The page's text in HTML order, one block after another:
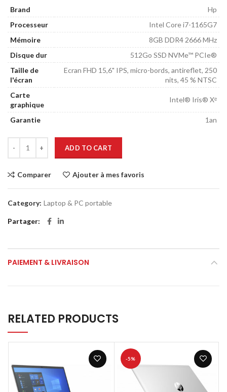
Brand
Hp
Processeur
Intel Core i7-1165G7
Mémoire
8GB DDR4 2666 MHz
Disque dur
512Go SSD NVMe™ PCIe®
Taille de
l'écran
Ecran FHD 15,6" IPS, micro-bords, antireflet, 250
nits, 45 % NTSC
Carte
graphique
Intel® Iris® Xᵉ
Garantie 1an
ADD TO CART
Comparer Ajouter à mes favoris
Category: Laptop & PC portable
Partager
PAIEMENT & LIVRAISON
RELATED PRODUCTS
-5%